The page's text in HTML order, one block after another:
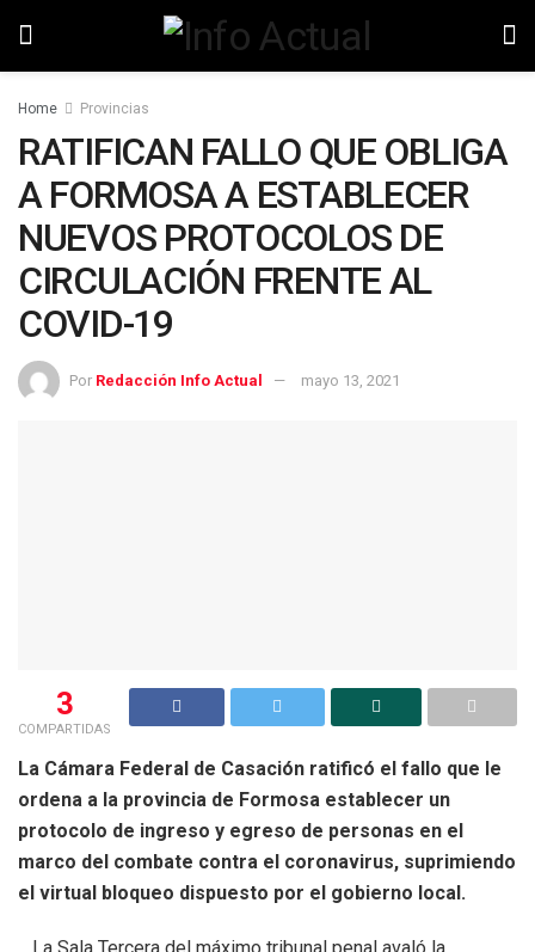
Home Provincias
RATIFICAN FALLO QUE OBLIGA
A FORMOSA A ESTABLECER
NUEVOS PROTOCOLOS DE
CIRCULACIÓN FRENTE AL
COVID-19
Por Redacción Info Actual mayo 13, 2021
3
COMPARTIDAS
La Cámara Federal de Casación ratificó el fallo que le
ordena a la provincia de Formosa establecer un
protocolo de ingreso y egreso de personas en el
marco del combate contra el coronavirus, suprimiendo
el virtual bloqueo dispuesto por el gobierno local.